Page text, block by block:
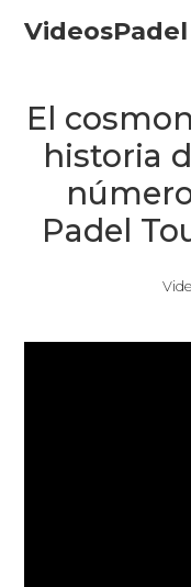
VideosPadel
El
historia
Padel